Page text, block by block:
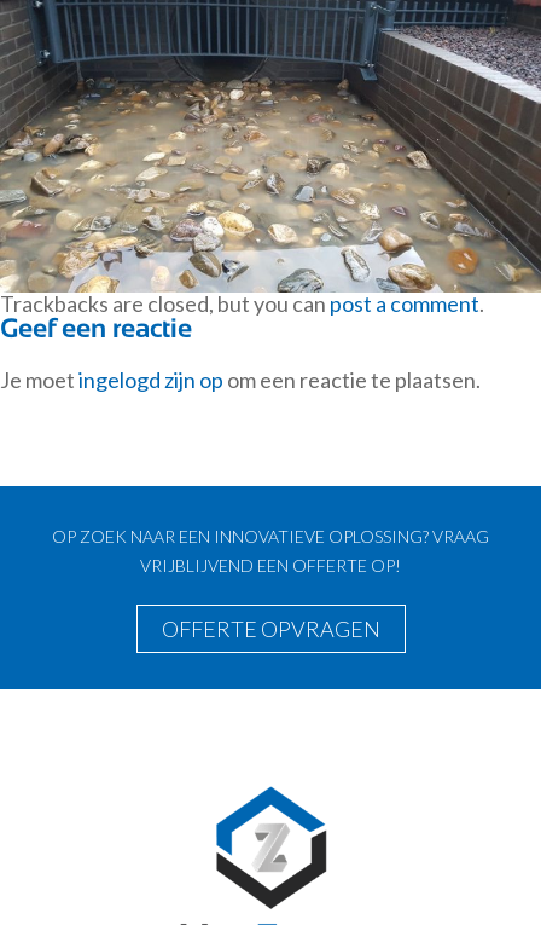
Trackbacks are closed, but you can post a comment.
Geef een reactie
Je moetingelogd zijn op om een reactie te plaatsen.
OP ZOEK NAAR EEN INNOVATIEVE OPLOSSING? VRAAG
VRIJBLIJVEND EEN OFFERTE OP!
OFFERTE OPVRAGEN